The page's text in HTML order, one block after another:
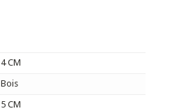
4 CM
Bois
5 CM